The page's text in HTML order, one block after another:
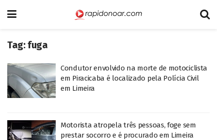
Tag:fuga
Condutor envolvido na morte de motociclista
em Piracicaba é localizado pela Polícia Civil
em Limeira
Motorista atropela três pessoas, foge sem
prestar socorro e é procurado em Limeira